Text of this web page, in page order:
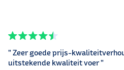
" Zeer goede prijs-
uitstekende kwaliteit voer "